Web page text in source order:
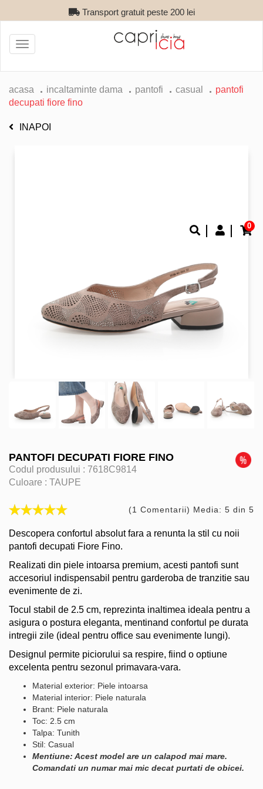
Transport gratuit peste 200 lei
0
Toggle
navigation
acasa incaltaminte dama pantofi casual
pantofi
decupati fiore fino
INAPOI
PANTOFI DECUPATI FIORE FINO
Codul produsului : 7618C9814
Culoare : TAUPE
(1 Comentarii) Media: 5 din 5
Descopera confortul absolut fara a renunta la stil cu noii
pantofi decupati Fiore Fino.
Realizati din piele intoarsa premium, acesti pantofi sunt
accesoriul indispensabil pentru garderoba de tranzitie sau
evenimente de zi.
Tocul stabil de 2.5 cm, reprezinta inaltimea ideala pentru a
asigura o postura eleganta, mentinand confortul pe durata
intregii zile (ideal pentru office sau evenimente lungi).
Designul permite piciorului sa respire, fiind o optiune
excelenta pentru sezonul primavara-vara.
Material exterior: Piele intoarsa
Material interior: Piele naturala
Brant: Piele naturala
Toc: 2.5 cm
Talpa: Tunith
Stil: Casual
Mentiune: Acest model are un calapod mai mare.
Comandati un numar mai mic decat purtati de obicei.